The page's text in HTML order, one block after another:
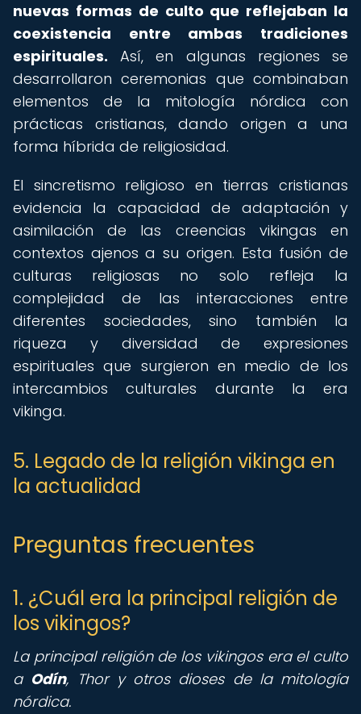
nuevas formas de culto que reflejaban la
coexistencia entre ambas tradiciones
espirituales. Así, en algunas regiones se
desarrollaron ceremonias que combinaban
elementos de la mitología nórdica con
prácticas cristianas, dando origen a una
forma híbrida de religiosidad.
El sincretismo religioso en tierras cristianas
evidencia la capacidad de adaptación y
asimilación de las creencias vikingas en
contextos ajenos a su origen. Esta fusión de
culturas religiosas no solo refleja la
complejidad de las interacciones entre
diferentes sociedades, sino también la
riqueza y diversidad de expresiones
espirituales que surgieron en medio de los
intercambios culturales durante la era
vikinga.
5. Legado de la religión vikinga en
la actualidad
Preguntas frecuentes
1. ¿Cuál era la principal religión de
los vikingos?
La principal religión de los vikingos era el culto
a Odín, Thor y otros dioses de la mitología
nórdica.